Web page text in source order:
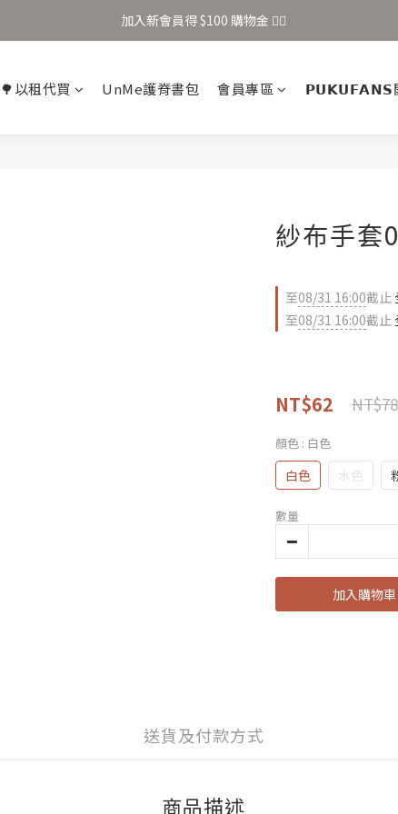
加入新會員得 $100 購物金 👉🏻
加入新會員得 $100 購物金 👉🏻
加入新會員得 $100 購物金 👉🏻
🌳以租代買 UnMe護脊書包 會員專區 𝗣𝗨𝗞𝗨𝗙𝗔𝗡𝗦
紗布手套
至08/31 16:00截止
至08/31 16:00截止
NT$62 NT$78
顏色 : 白色
白色 水色
數量
加入購物車
送貨及付款方式
商品描述